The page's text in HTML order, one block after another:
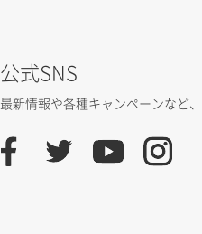
公式SNS
最新情報や各種キャンペーンなど、